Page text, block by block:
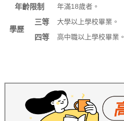
年齡限制 年滿18歲者。
學歷
三等 大學以上學校畢業。
四等 高中職以上學校畢業。